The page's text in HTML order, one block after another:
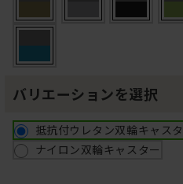
バリエーションを選択
抵抗付ウレタン双輪キャス
ナイロン双輪キャスター